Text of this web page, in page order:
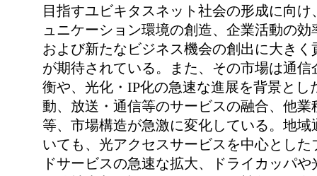
目指すユビキタスネット社会の形成に向け
ュニケーション環境の創造、企業活動の効
および新たなビジネス機会の創出に大きく
が期待されている。また、その市場は通信
衡や、光化・IP化の急速な進展を背景とし
動、放送・通信等のサービスの融合、他業
等、市場構造が急激に変化している。地域
いても、光アクセスサービスを中心とした
ドサービスの急速な拡大、ドライカッパや